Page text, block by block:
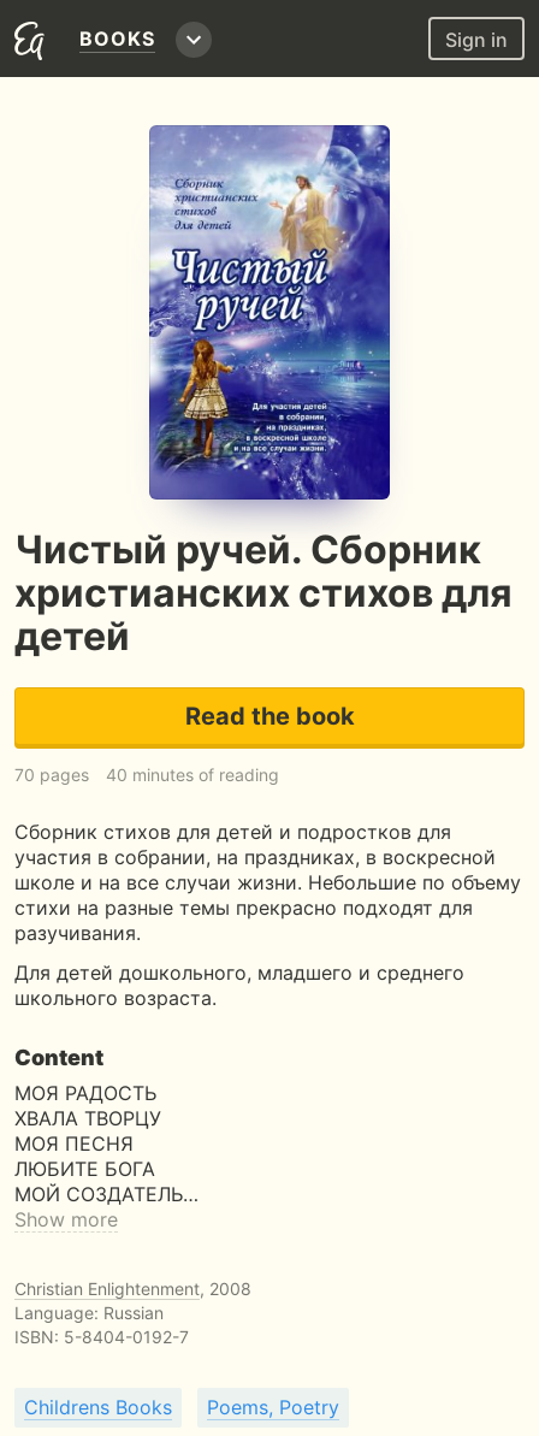
BOOKS Sign in
Чистый ручей. Сборник
христианских стихов для
детей
Read the book
70 pages 40 minutes of reading
Сборник стихов для детей и подростков для
участия в собрании, на праздниках, в воскресной
школе и на все случаи жизни. Небольшие по объему
стихи на разные темы прекрасно подходят для
разучивания.
Для детей дошкольного, младшего и среднего
школьного возраста.
Content
МОЯ РАДОСТЬ
ХВАЛА ТВОРЦУ
МОЯ ПЕСНЯ
ЛЮБИТЕ БОГА
МОЙ СОЗДАТЕЛЬ…
Show more
Christian Enlightenment, 2008
Language: Russian
ISBN: 5-8404-0192-7
Childrens Books Poems, Poetry